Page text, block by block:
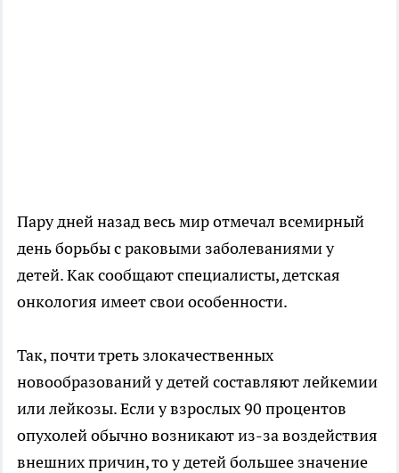
Пару дней назад весь мир отмечал всемирный
день борьбы с раковыми заболеваниями у
детей. Как сообщают специалисты, детская
онкология имеет свои особенности.
Так, почти треть злокачественных
новообразований у детей составляют лейкемии
или лейкозы. Если у взрослых 90 процентов
опухолей обычно возникают из-за воздействия
внешних причин, то у детей большее значение